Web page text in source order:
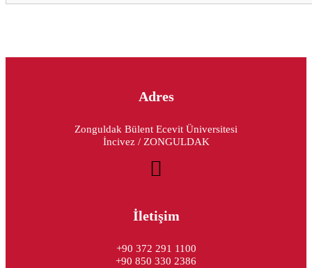
Adres
Zonguldak Bülent Ecevit Üniversitesi
İncivez / ZONGULDAK
İletişim
+90 372 291 1100
+90 850 330 2386